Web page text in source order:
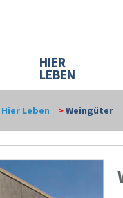
HIER
LEBEN
Hier Leben >Weingüter